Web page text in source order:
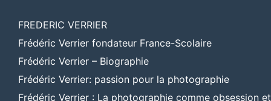
FREDERIC VERRIER
Frédéric Verrier fondateur France-Scolaire
Frédéric Verrier – Biographie
Frédéric Verrier: passion pour la photographie
Frédéric Verrier : La photographie comme obsession